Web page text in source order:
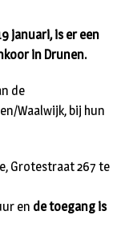
januari, is er een
in Drunen.
de
Waalwijk, bij hun
Grotestraat 267 te
en de toegang is